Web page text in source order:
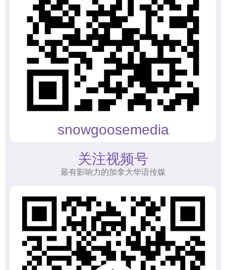
snowgoosemedia
关注视频号
最有影响力的加拿大华语传媒